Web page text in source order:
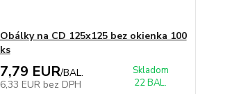
Obálky na CD 125x125 bez okienka 100
ks
7,79 EUR/BAL.
6,33 EUR bez DPH
Skladom
22 BAL.